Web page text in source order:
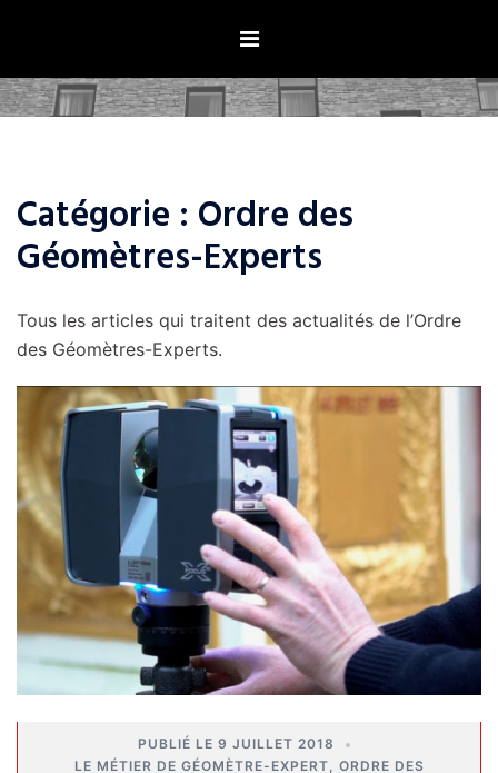
Catégorie : Ordre des
Géomètres-Experts
Tous les articles qui traitent des actualités de l’Ordre
des Géomètres-Experts.
9 JUILLET 2018
LE MÉTIER DE GÉOMÈTRE-EXPERT
ORDRE DES